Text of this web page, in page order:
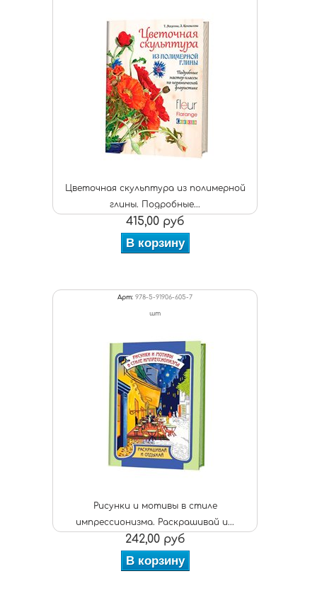
Цветочная скульптура из полимерной
глины. Подробные...
415,00 руб
В корзину
Арт: 978-5-91906-605-7
шт
Рисунки и мотивы в стиле
импрессионизма. Раскрашивай и...
242,00 руб
В корзину